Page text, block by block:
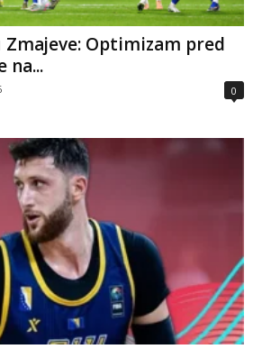
Zmajeve: Optimizam pred
na...
0